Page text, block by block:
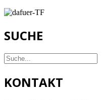
SUCHE
KONTAKT